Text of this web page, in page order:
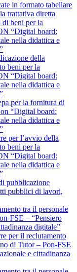
in formato tabellare
trattativa diretta
di beni per la
“Digital board:
nella didattica e
della
beni per la
“Digital board:
nella didattica e
per la fornitura di
“Digital board:
nella didattica e
per l’avvio della
beni per la
“Digital board:
nella didattica e
pubblicazione
pubblici di lavori,
tra il personale
FSE – “Pensiero
digitale”
per il reclutamento
di Tutor – Pon-FSE
e cittadinanza